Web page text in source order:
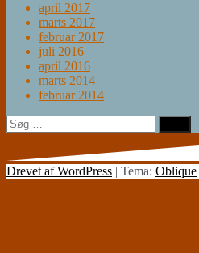
april 2017
marts 2017
februar 2017
juli 2016
april 2016
marts 2014
februar 2014
Søg
efter:
Drevet af WordPress | Tema: Oblique